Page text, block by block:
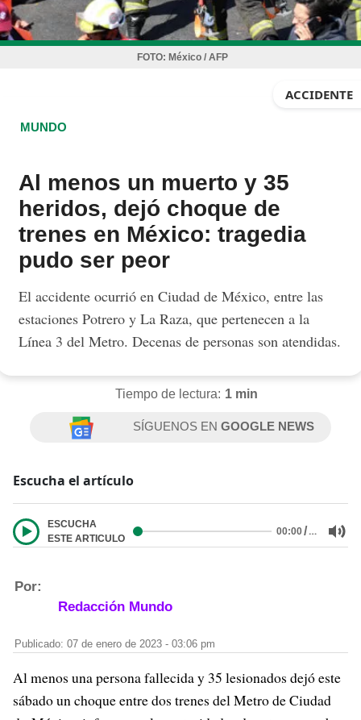
FOTO: México / AFP
ACCIDENTE
MUNDO
Al menos un muerto y 35
heridos, dejó choque de
trenes en México: tragedia
pudo ser peor
El accidente ocurrió en Ciudad de México, entre las
estaciones Potrero y La Raza, que pertenecen a la
Línea 3 del Metro. Decenas de personas son atendidas.
Tiempo de lectura: 1 min
SÍGUENOS ENGOOGLE NEWS
Escucha el artículo
ESCUCHA
ESTE ARTICULO
00:00/…
Por:
Redacción Mundo
Publicado: 07 de enero de 2023 - 03:06 pm
Al menos una persona fallecida y 35 lesionados dejó este
sábado un choque entre dos trenes del Metro de Ciudad